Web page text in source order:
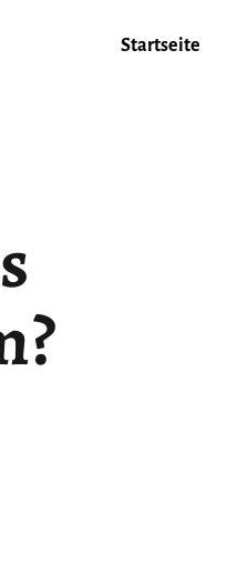
Startseite